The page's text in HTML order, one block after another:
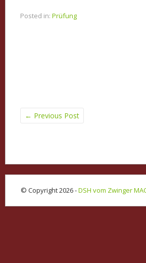
Posted in: Prüfung
← Previous Post
© Copyright 2026 -DSH vom Zwinger